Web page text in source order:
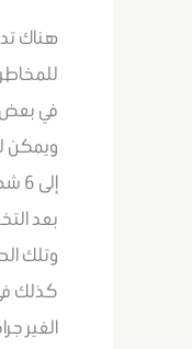
هناك
في بعض
إلى 6 شهور؛ للحصول على نتائج معقولة، مع استخدام بعض الآجهزة الآخرى مثل الليزر أو الراديوفريكونسي إلى آخره..
بعد
وتلك
كذلك
الغير